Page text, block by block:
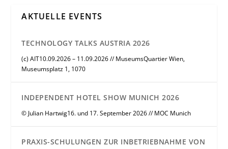
AKTUELLE EVENTS
TECHNOLOGY TALKS AUSTRIA 2026
(c) AIT10.09.2026 – 11.09.2026 // MuseumsQuartier Wien,
Museumsplatz 1, 1070
INDEPENDENT HOTEL SHOW MUNICH 2026
© Julian Hartwig16. und 17. September 2026 // MOC Munich
PRAXIS-SCHULUNGEN ZUR INBETRIEBNAHME VON